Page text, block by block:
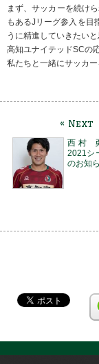
まず、サッカーを続け
もあるJリーグ参入を目
うに精進していきたいと
高知ユナイテッドSCの
私たちと一緒にサッカ
« Next
西村
2021シ
のお知